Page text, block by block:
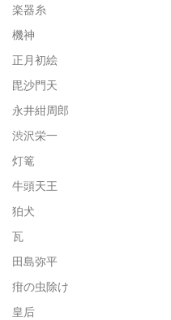
楽器糸
機神
正月初絵
毘沙門天
永井紺周郎
渋沢栄一
灯篭
牛頭天王
狛犬
瓦
田島弥平
疳の虫除け
皇后